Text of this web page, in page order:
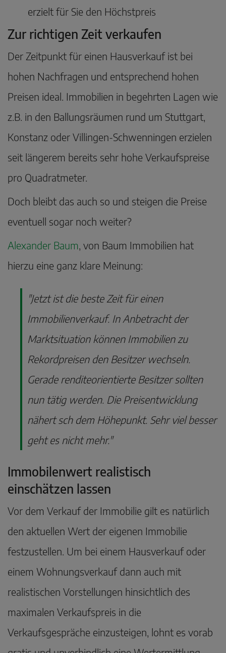
erzielt für Sie den Höchstpreis
Zur richtigen Zeit verkaufen
Der Zeitpunkt für einen Hausverkauf ist bei
hohen Nachfragen und entsprechend hohen
Preisen ideal. Immobilien in begehrten Lagen wie
z.B. in den Ballungsräumen rund um Stuttgart,
Konstanz oder Villingen-Schwenningen erzielen
seit längerem bereits sehr hohe Verkaufspreise
pro Quadratmeter.
Doch bleibt das auch so und steigen die Preise
eventuell sogar noch weiter?
Alexander Baum, von Baum Immobilien hat
hierzu eine ganz klare Meinung:
"Jetzt ist die beste Zeit für einen
Immobilienverkauf. In Anbetracht der
Marktsituation können Immobilien zu
Rekordpreisen den Besitzer wechseln.
Gerade renditeorientierte Besitzer sollten
nun tätig werden. Die Preisentwicklung
nähert sch dem Höhepunkt. Sehr viel besser
geht es nicht mehr."
Immobilenwert realistisch
einschätzen lassen
Vor dem Verkauf der Immobilie gilt es natürlich
den aktuellen Wert der eigenen Immobilie
festzustellen. Um bei einem Hausverkauf oder
einem Wohnungsverkauf dann auch mit
realistischen Vorstellungen hinsichtlich des
maximalen Verkaufspreis in die
Verkaufsgespräche einzusteigen, lohnt es vorab